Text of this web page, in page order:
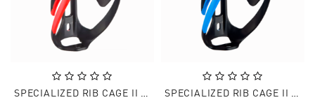
SPECIALIZED RIB CAGE II MATTE BLK/RED
SPECIALIZED RIB CAGE II MATTE BLK/SKYBLUE